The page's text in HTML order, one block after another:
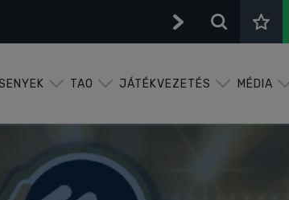
TAO JÁTÉKVEZETÉS MÉDIA